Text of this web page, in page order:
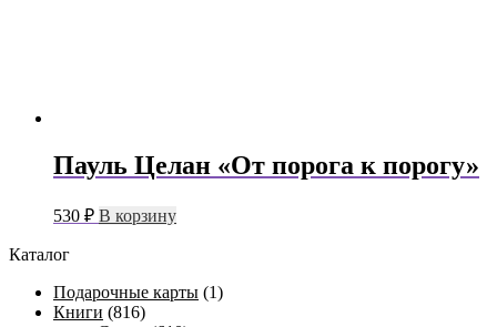
Пауль Целан «От порога к порогу»
530 ₽ В корзину
Каталог
Подарочные карты (1)
Книги (816)